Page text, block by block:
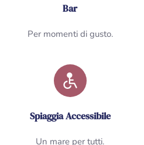
Bar
Per momenti di gusto.
Spiaggia Accessibile
Un mare per tutti.